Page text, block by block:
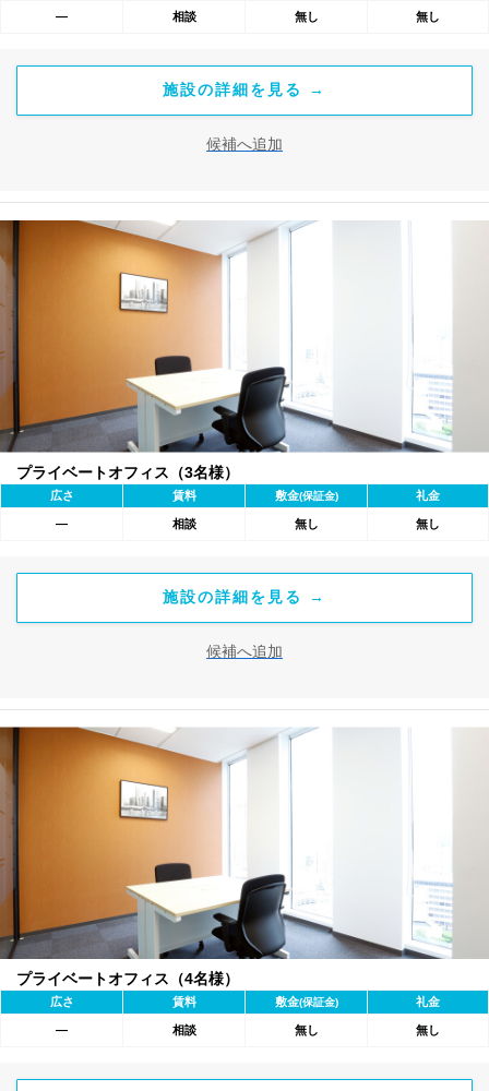
― 相談 無し 無し
施設の詳細を見る →
候補へ追加
プライベートオフィス（3名様）
広さ 賃料 敷金(保証金) 礼金
― 相談 無し 無し
施設の詳細を見る →
候補へ追加
プライベートオフィス（4名様）
広さ 賃料 敷金(保証金) 礼金
― 相談 無し 無し